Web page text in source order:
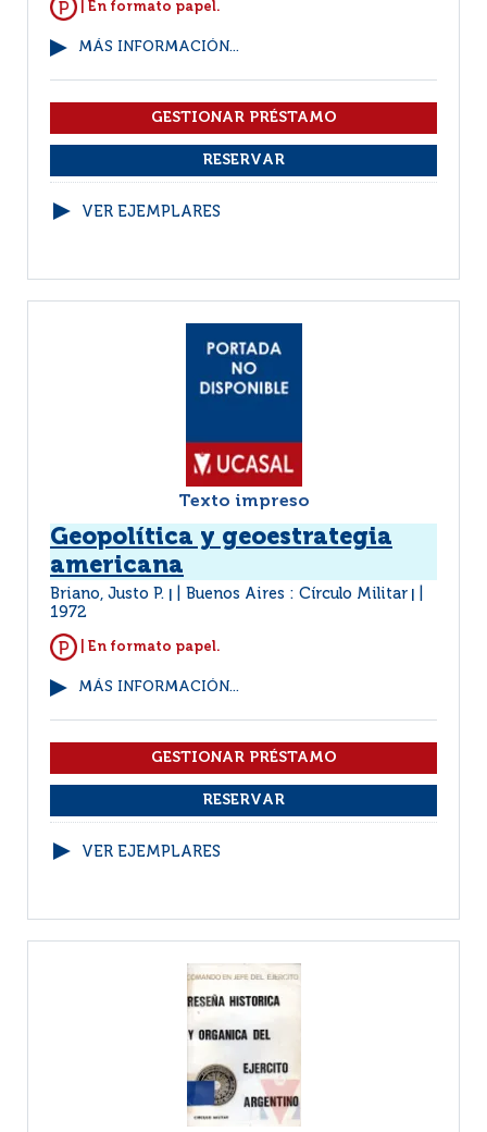
| En formato papel.
MÁS INFORMACIÓN...
VER EJEMPLARES
Texto impreso
Geopolítica y geoestrategia
americana
Briano, Justo P. Buenos Aires : Círculo Militar
1972
| En formato papel.
MÁS INFORMACIÓN...
VER EJEMPLARES